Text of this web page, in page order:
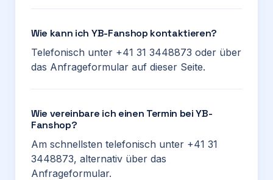
Wie kann ich YB-Fanshop kontaktieren?
Telefonisch unter +41 31 3448873 oder über
das Anfrageformular auf dieser Seite.
Wie vereinbare ich einen Termin bei YB-
Fanshop?
Am schnellsten telefonisch unter +41 31
3448873, alternativ über das
Anfrageformular.